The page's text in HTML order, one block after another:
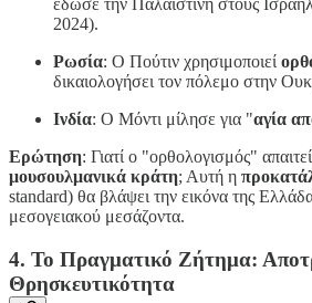
έδωσε την Παλαιστίνη στους
2024).
Ρωσία: Ο Πούτιν χρησιμοποιεί
δικαιολογήσει τον πόλεμο στην
Ινδία: Ο Μόντι μίλησε για "αγία
Ερώτηση: Γιατί ο "ορθολογισμός"
μουσουλμανικά κράτη; Αυτή η
standard) θα βλάψει την εικόνα της
μεσογειακού μεσάζοντα.
4. Το Πραγματικό Ζήτημα:
Θρησκευτικότητα